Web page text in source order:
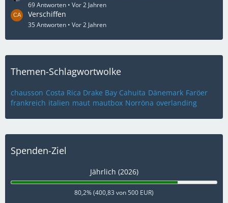
69 Antworten Vor 2 Jahren
Verschiffen
35 Antworten Vor 2 Jahren
Themen-Schlagwortwolke
chausson Costa Rica Drake Bay Cahuita Dänemark Faröer
frankreich italien maut mautbox Norröna overlanding
Spenden-Ziel
Jährlich (2026)
80,2% (400,83 von 500 EUR)